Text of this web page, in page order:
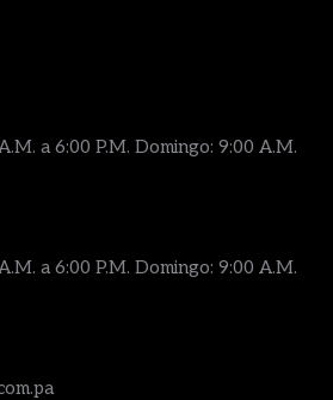
a 6:00 P.M. Domingo: 9:00 A.M.
a 6:00 P.M. Domingo: 9:00 A.M.